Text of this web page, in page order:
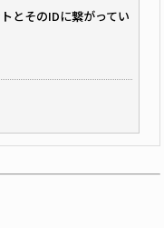
とそのIDに繋がってい